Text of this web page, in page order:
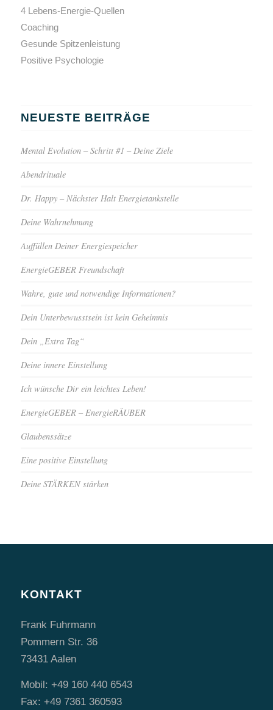
4 Lebens-Energie-Quellen
Coaching
Gesunde Spitzenleistung
Positive Psychologie
NEUESTE BEITRÄGE
Mental Evolution – Schritt #1 – Deine Ziele
Abendrituale
Dr. Happy – Nächster Halt Energietankstelle
Deine Wahrnehmung
Auffüllen Deiner Energiespeicher
EnergieGEBER Freundschaft
Wahre, gute und notwendige Informationen?
Dein Unterbewusstsein ist kein Geheimnis
Dein „Extra Tag“
Deine innere Einstellung
Ich wünsche Dir ein leichtes Leben!
EnergieGEBER – EnergieRÄUBER
Glaubenssätze
Eine positive Einstellung
Deine STÄRKEN stärken
KONTAKT
Frank Fuhrmann
Pommern Str. 36
73431 Aalen
Mobil: +49 160 440 6543
Fax: +49 7361 360593